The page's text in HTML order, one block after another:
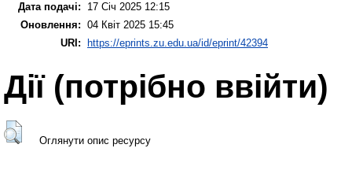
Дата подачі:
17 Січ 2025 12:15
Оновлення: 04 Квіт 2025 15:45
URI:
https://eprints.zu.edu.ua/id/eprint/42394
Дії ​​(потрібно ввійти)
Оглянути опис ресурсу